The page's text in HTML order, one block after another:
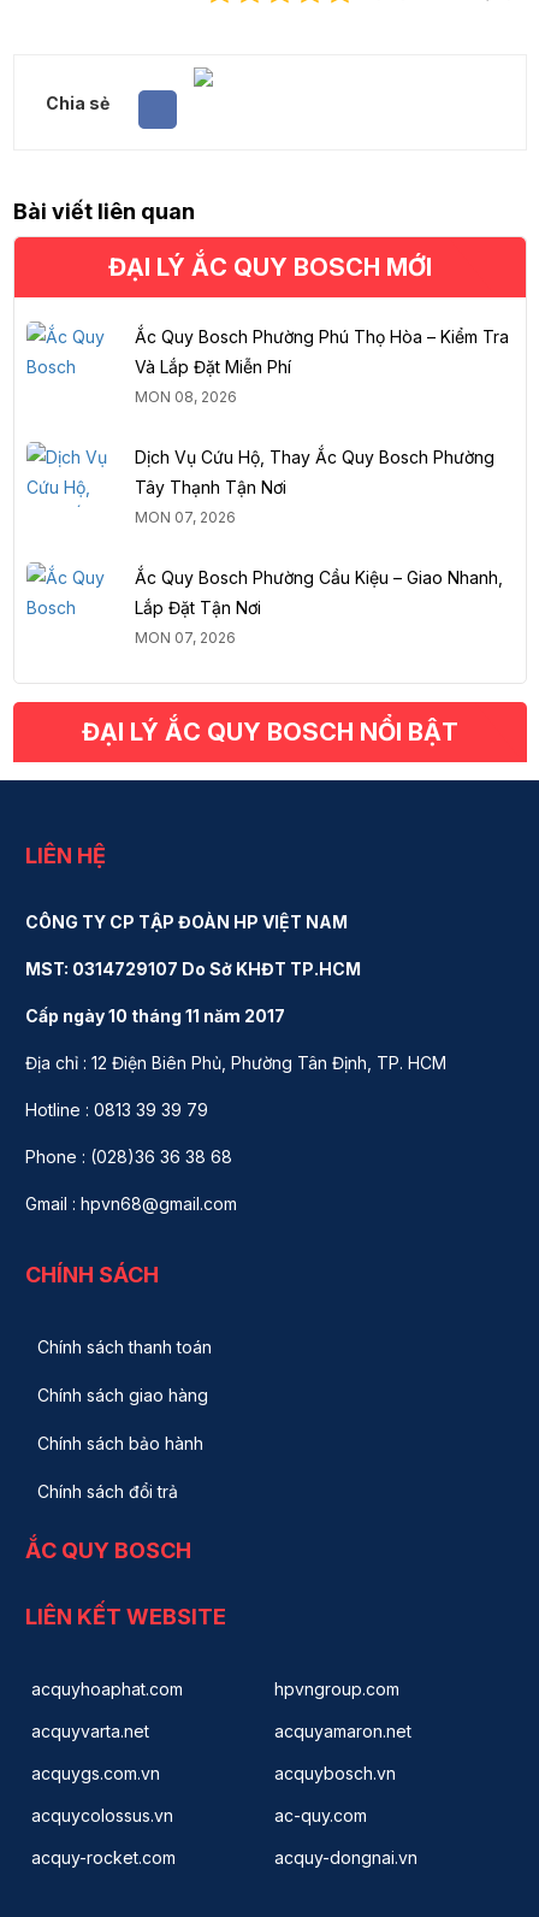
Chia sẻ
Bài viết liên quan
ĐẠI LÝ ẮC QUY BOSCH MỚI
Ắc Quy Bosch Phường Phú Thọ Hòa – Kiểm Tra
Và Lắp Đặt Miễn Phí
MON 08, 2026
Dịch Vụ Cứu Hộ, Thay Ắc Quy Bosch Phường
Tây Thạnh Tận Nơi
MON 07, 2026
Ắc Quy Bosch Phường Cầu Kiệu – Giao Nhanh,
Lắp Đặt Tận Nơi
MON 07, 2026
ĐẠI LÝ ẮC QUY BOSCH NỔI BẬT
LIÊN HỆ
CÔNG TY CP TẬP ĐOÀN HP VIỆT NAM
MST: 0314729107 Do Sở KHĐT TP.HCM
Cấp ngày 10 tháng 11 năm 2017
Địa chỉ : 12 Điện Biên Phủ, Phường Tân Định, TP. HCM
Hotline : 0813 39 39 79
Phone : (028)36 36 38 68
Gmail : hpvn68@gmail.com
CHÍNH SÁCH
Chính sách thanh toán
Chính sách giao hàng
Chính sách bảo hành
Chính sách đổi trả
ẮC QUY BOSCH
LIÊN KẾT WEBSITE
acquyhoaphat.com hpvngroup.com
acquyvarta.net acquyamaron.net
acquygs.com.vn acquybosch.vn
acquycolossus.vn ac-quy.com
acquy-rocket.com acquy-dongnai.vn